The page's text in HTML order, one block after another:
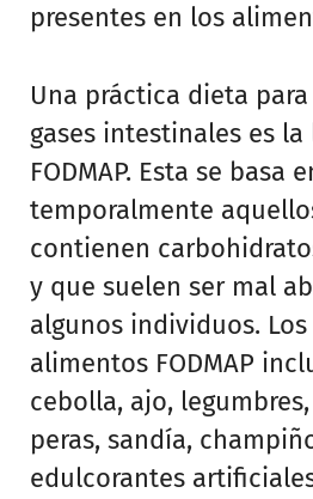
presentes en los
Una práctica dieta
gases intestinales es
FODMAP. Esta se basa
temporalmente
contienen
y que suelen ser mal
algunos individuos.
alimentos FODMAP
cebolla, ajo,
peras, sandía,
edulcorantes